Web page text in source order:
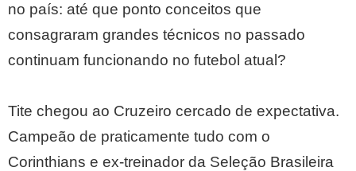
no país: até que ponto conceitos que
consagraram grandes técnicos no passado
continuam funcionando no futebol atual?
Tite chegou ao Cruzeiro cercado de expectativa.
Campeão de praticamente tudo com o
Corinthians e ex-treinador da Seleção Brasileira